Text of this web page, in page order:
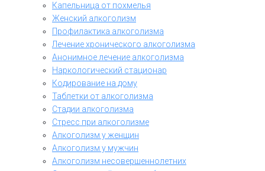
Капельница от похмелья
Женский алкоголизм
Профилактика алкоголизма
Лечение хронического алкоголизма
Анонимное лечение алкоголизма
Наркологический стационар
Кодирование на дому
Таблетки от алкоголизма
Стадии алкоголизма
Стресс при алкоголизме
Алкоголизм у женщин
Алкоголизм у мужчин
Алкоголизм несовершеннолетних